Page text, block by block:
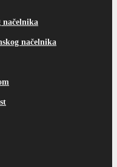
načelnika
načelnika